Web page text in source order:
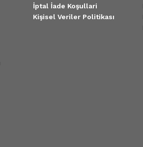
İptal İade Koşullari
Kişisel Veriler Politikası